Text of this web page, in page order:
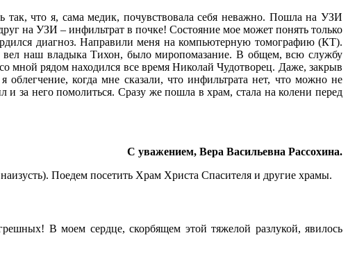
так, что я, сама медик, почувствовала себя неважно. Пошла на УЗИ
на УЗИ – инфильтрат в почке! Состояние мое может понять только
диагноз. Направили меня на компьютерную томографию (КТ).
наш владыка Тихон, было миропомазание. В общем, всю службу
мной рядом находился все время Николай Чудотворец. Даже, закрыв
облегчение, когда мне сказали, что инфильтрата нет, что можно не
и за него помолиться. Сразу же пошла в храм, стала на колени перед
С уважением, Вера Васильевна Рассохина.
Поедем посетить Храм Христа Спасителя и другие храмы.
В моем сердце, скорбящем этой тяжелой разлукой, явилось